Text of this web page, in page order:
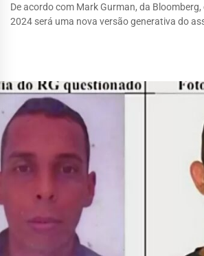
De acordo com Mark Gurman, da Bloomberg,
2024 será uma nova versão generativa do